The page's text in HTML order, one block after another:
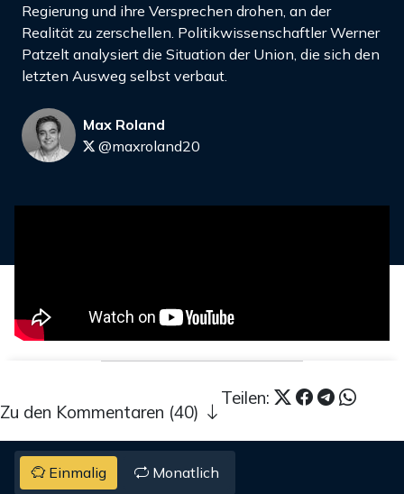
Regierung und ihre Versprechen drohen, an der
Realität zu zerschellen. Politikwissenschaftler Werner
Patzelt analysiert die Situation der Union, die sich den
letzten Ausweg selbst verbaut.
Max Roland
@maxroland20
Teilen:
Zu den Kommentaren (40)
Einmalig Monatlich